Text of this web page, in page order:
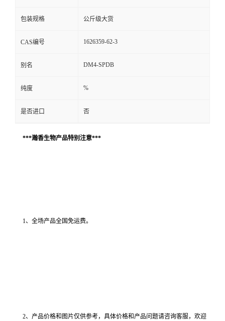
包装规格 公斤级大货
CAS编号 1626359-62-3
别名 DM4-SPDB
纯度 %
是否进口 否
***瀚香生物产品特别注意***
1、全场产品全国免运费。
2、产品价格和图片仅供参考，具体价格和产品问题请咨询客服，欢迎